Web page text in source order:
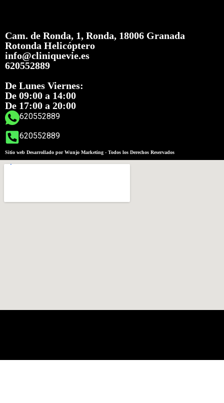
Cam. de Ronda, 1, Ronda, 18006 Granada
Rotonda Helicóptero
info@cliniquevie.es
620552889
De Lunes Viernes:
De 09:00 a 14:00
De 17:00 a 20:00
620552889
620552889
Sitio web Desarrollado por Wunjo Marketing - Todos los Derechos Reservados